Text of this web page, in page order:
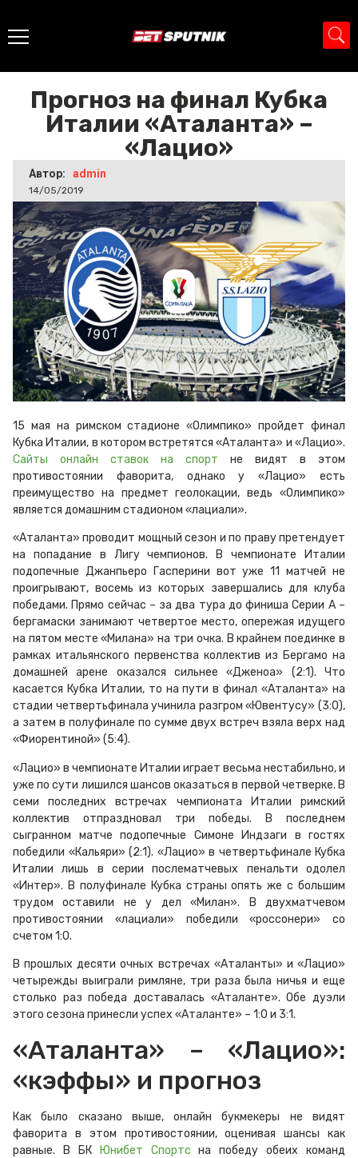
Прогноз на финал Кубка Италии
Прогноз на финал Кубка
Италии «Аталанта» –
«Лацио»
Автор: admin
14/05/2019
15 мая на римском стадионе «Олимпико» пройдет финал
Кубка Италии, в котором встретятся «Аталанта» и «Лацио».
Сайты онлайн ставок на спорт не видят в этом
противостоянии фаворита, однако у «Лацио» есть
преимущество на предмет геолокации, ведь «Олимпико»
является домашним стадионом «лациали».
«Аталанта» проводит мощный сезон и по праву претендует
на попадание в Лигу чемпионов. В чемпионате Италии
подопечные Джанпьеро Гасперини вот уже 11 матчей не
проигрывают, восемь из которых завершались для клуба
победами. Прямо сейчас – за два тура до финиша Серии А –
бергамаски занимают четвертое место, опережая идущего
на пятом месте «Милана» на три очка. В крайнем поединке в
рамках итальянского первенства коллектив из Бергамо на
домашней арене оказался сильнее «Дженоа» (2:1). Что
касается Кубка Италии, то на пути в финал «Аталанта» на
стадии четвертьфинала учинила разгром «Ювентусу» (3:0),
а затем в полуфинале по сумме двух встреч взяла верх над
«Фиорентиной» (5:4).
«Лацио» в чемпионате Италии играет весьма нестабильно, и
уже по сути лишился шансов оказаться в первой четверке. В
семи последних встречах чемпионата Италии римский
коллектив отпраздновал три победы. В последнем
сыгранном матче подопечные Симоне Индзаги в гостях
победили «Кальяри» (2:1). «Лацио» в четвертьфинале Кубка
Италии лишь в серии послематчевых пенальти одолел
«Интер». В полуфинале Кубка страны опять же с большим
трудом оставили не у дел «Милан». В двухматчевом
противостоянии «лациали» победили «россонери» со
счетом 1:0.
В прошлых десяти очных встречах «Аталанты» и «Лацио»
четырежды выиграли римляне, три раза была ничья и еще
столько раз победа доставалась «Аталанте». Обе дуэли
этого сезона принесли успех «Аталанте» – 1:0 и 3:1.
«Аталанта» – «Лацио»:
«кэффы» и прогноз
Как было сказано выше, онлайн букмекеры не видят
фаворита в этом противостоянии, оценивая шансы как
равные. В БК
Юнибет Спортс на победу обеих команд